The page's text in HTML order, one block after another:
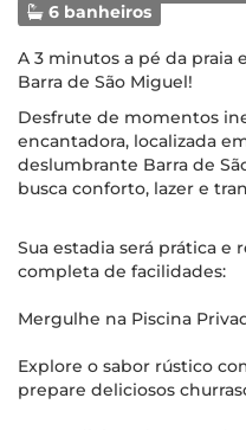
6 banheiros
​​A 3 minutos a pé da praia
Barra de São Miguel!
Desfrute de momentos
encantadora, localizada
deslumbrante Barra de
busca conforto, lazer e
Sua estadia será prática e
completa de facilidades:
Mergulhe na Piscina
Explore o sabor rústico
prepare deliciosos